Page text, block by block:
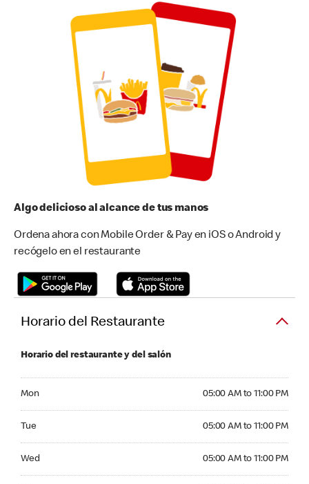
Algo delicioso al alcance de tus manos
Ordena ahora con Mobile Order & Pay en iOS o Android y
recógelo en el restaurante
Horario del Restaurante
Horario del restaurante y del salón
Mon 05:00 AM to 11:00 PM
Tue 05:00 AM to 11:00 PM
Wed 05:00 AM to 11:00 PM